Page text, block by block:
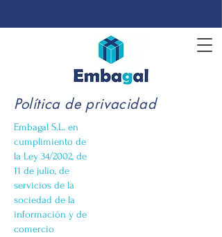
Política de privacidad
Embagal S.L. en
cumplimiento de
la Ley 34/2002, de
11 de julio, de
servicios de la
sociedad de la
información y de
comercio